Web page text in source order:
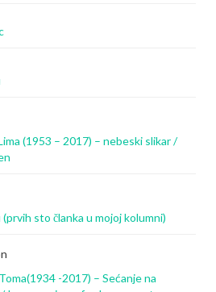
(1953 – 2017) – nebeski slikar /
sto članka u mojoj kolumni)
-2017) – Sećanje na